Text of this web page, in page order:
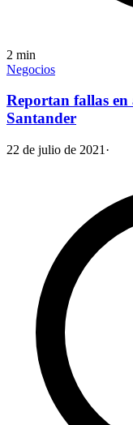
2 min
Negocios
Reportan fallas en
Santander
22 de julio de 2021 ·